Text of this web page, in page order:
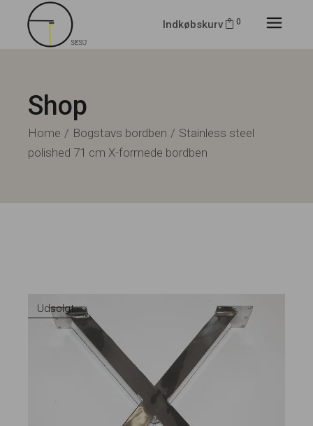
Indkøbskurv 0
Shop
Home Bogstavs bordben
Stainless steel
polished 71 cm X-formede bordben
Udsolgt